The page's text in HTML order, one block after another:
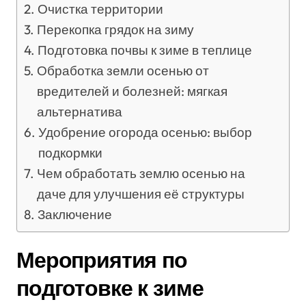
Очистка территории
Перекопка грядок на зиму
Подготовка почвы к зиме в теплице
Обработка земли осенью от
вредителей и болезней: мягкая
альтернатива
Удобрение огорода осенью: выбор
подкормки
Чем обработать землю осенью на
даче для улучшения её структуры
Заключение
Мероприятия по
подготовке к зиме